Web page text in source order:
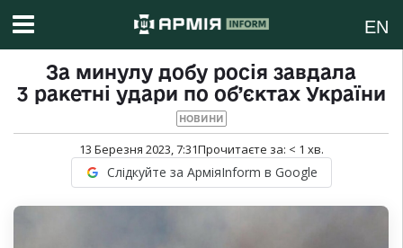
EN
За минулу добу росія завдала
3 ракетні удари по об’єктах України
НОВИНИ
13 Березня 2023, 7:31Прочитаєте за: < 1 хв.
Слідкуйте за АрміяInform в Google